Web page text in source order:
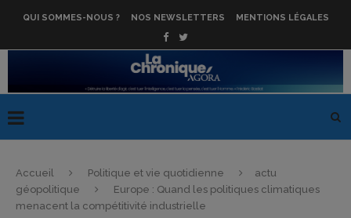
QUI SOMMES-NOUS ? NOS NEWSLETTERS MENTIONS LÉGALES
Accueil Politique et vie quotidienne
actu
géopolitique
Europe : Quand les politiques climatiques
menacent la compétitivité industrielle